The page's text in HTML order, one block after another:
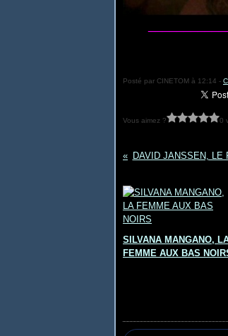
Posté par CINETOM à 12:14 -
Vous aimez ? 0
DAVID JANSSEN, LE
SILVANA MANGANO,
FEMME AUX BAS